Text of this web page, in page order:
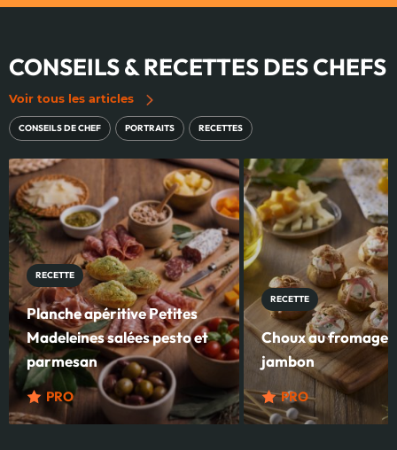
CONSEILS & RECETTES DES CHEFS
CONSEILS DE CHEF PORTRAITS RECETTES
Voir tous les articles
RECETTE
Planche apéritive Petites
Madeleines salées pesto et
parmesan
PRO
RECETTE
Choux au fromage
jambon
PRO